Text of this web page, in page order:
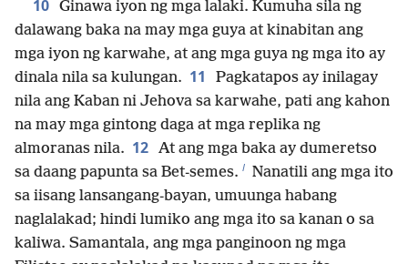
10 Ginawa iyon ng mga lalaki. Kumuha sila ng
dalawang baka na may mga guya at kinabitan ang
mga iyon ng karwahe, at ang mga guya ng mga ito ay
dinala nila sa kulungan. 11
Pagkatapos ay inilagay
nila ang Kaban ni Jehova sa karwahe, pati ang kahon
na may mga gintong daga at mga replika ng
almoranas nila. 12 At ang mga baka ay dumeretso
sa daang papunta sa Bet-semes. l Nanatili ang mga ito
sa iisang lansangang-bayan, umuunga habang
naglalakad; hindi lumiko ang mga ito sa kanan o sa
kaliwa. Samantala, ang mga panginoon ng mga